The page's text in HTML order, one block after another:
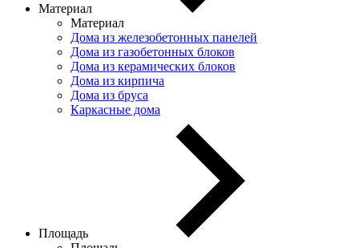
Материал
Материал
Дома из железобетонных панелей
Дома из газобетонных блоков
Дома из керамических блоков
Дома из кирпича
Дома из бруса
Каркасные дома
Площадь